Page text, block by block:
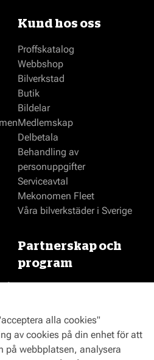
Kund hos oss
Proffskatalog
Webbshop
Bilverkstad
Butik
Bildelar
Medlemskap
Delbetala
Behandling av
personuppgifter
Serviceavtal
Mekonomen Fleet
Våra bilverkstäder i Sverige
Partnerskap och
program
Prisgaranti
Vägassistans
ProMeister
alla cookies"
av cookies på din enhet för att
på webbplatsen, analysera